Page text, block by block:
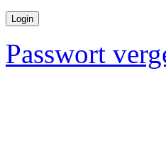
Passwort